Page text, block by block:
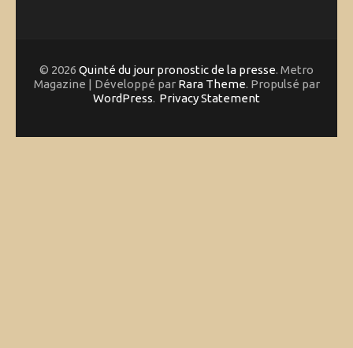
© 2026 Quinté du jour pronostic de la presse. Metro
Magazine | Développé par Rara Theme. Propulsé par
WordPress. Privacy Statement